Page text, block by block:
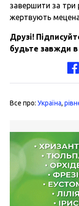
завершити за три
жертвують
Друзі!
будьте завжди в
Все про: Україна,